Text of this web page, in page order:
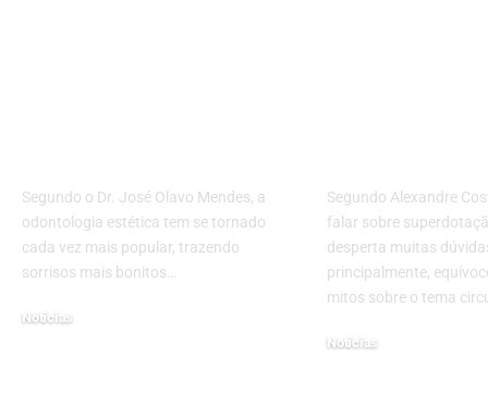
Segundo o Dr. José Olavo Mendes, a
odontologia estética tem se tornado
cada vez mais popular, trazendo
sorrisos mais bonitos…
Notícias
Segundo Alexandre
falar sobre
desperta muitas
principalmente,
mitos sobre o tema
Notícias